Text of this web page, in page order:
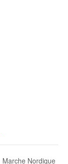
Marche Nordique